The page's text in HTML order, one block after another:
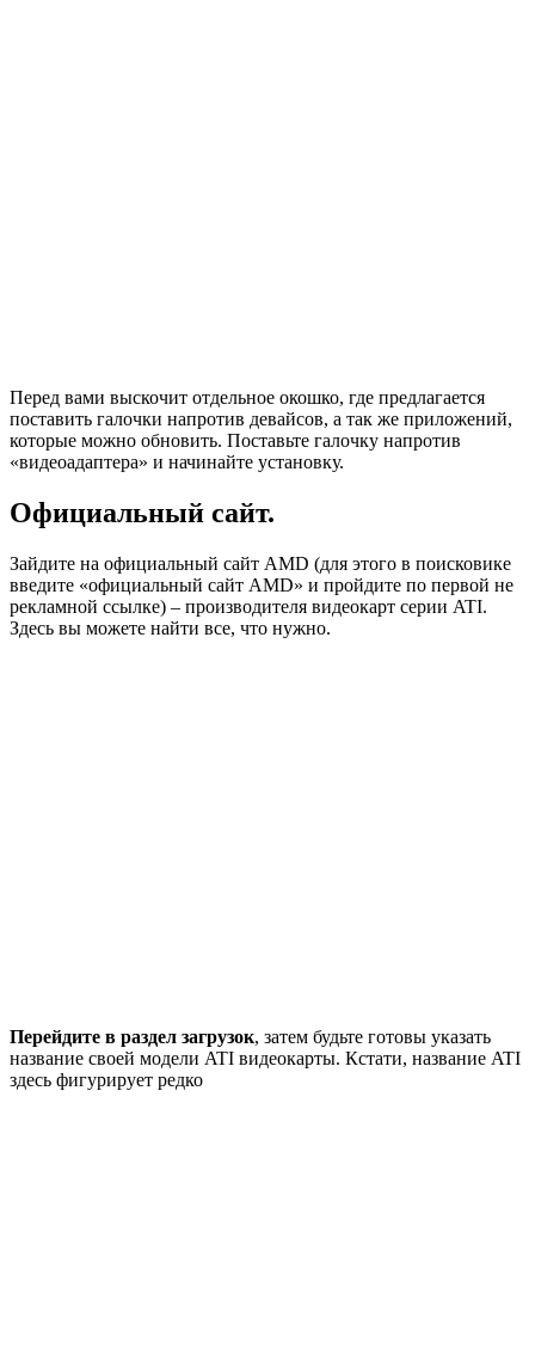
Перед вами выскочит отдельное окошко, где предлагается
поставить галочки напротив девайсов, а так же приложений,
которые можно обновить. Поставьте галочку напротив
«видеоадаптера» и начинайте установку.
Официальный сайт.
Зайдите на официальный сайт AMD (для этого в поисковике
введите «официальный сайт AMD» и пройдите по первой не
рекламной ссылке) – производителя видеокарт серии ATI.
Здесь вы можете найти все, что нужно.
Перейдите в раздел загрузок, затем будьте готовы указать
название своей модели ATI видеокарты. Кстати, название ATI
здесь фигурирует редко